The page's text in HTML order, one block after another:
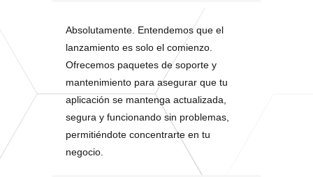
Absolutamente. Entendemos que el
lanzamiento es solo el comienzo.
Ofrecemos paquetes de soporte y
mantenimiento para asegurar que tu
aplicación se mantenga actualizada,
segura y funcionando sin problemas,
permitiéndote concentrarte en tu
negocio.